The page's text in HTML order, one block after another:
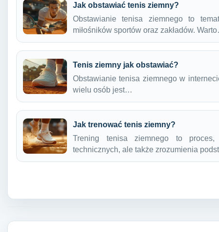
Jak obstawiać tenis ziemny?
Obstawianie tenisa ziemnego to
miłośników sportów oraz zakładów.
Tenis ziemny jak obstawiać?
Obstawianie tenisa ziemnego w
wielu osób jest…
Jak trenować tenis ziemny?
Trening tenisa ziemnego to
technicznych, ale także zrozumienia
Nawigacja wpisu